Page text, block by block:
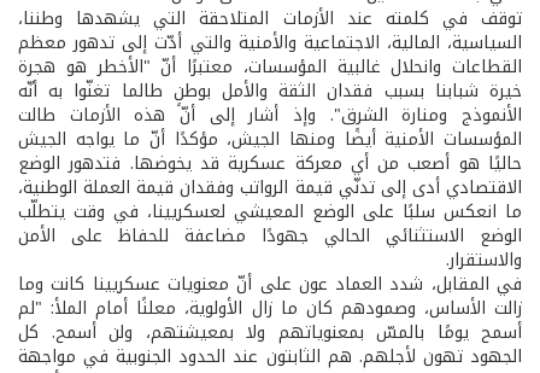
توقف في كلمته عند الأزمات المتلاحقة التي يشهدها وطننا،
السياسية، المالية، الاجتماعية والأمنية والتي أدّت إلى تدهور معظم
القطاعات وانحلال غالبية المؤسسات، معتبرًا أنّ "الأخطر هو هجرة
خيرة شبابنا بسبب فقدان الثقة والأمل بوطنٍ طالما تغنّوا به أنّه
الأنموذج ومنارة الشرق". وإذ أشار إلى أنّ هذه الأزمات طالت
المؤسسات الأمنية أيضًا ومنها الجيش، مؤكدًا أنّ ما يواجه الجيش
حاليًا هو أصعب من أي معركة عسكرية قد يخوضها. فتدهور الوضع
الاقتصادي أدى إلى تدنّي قيمة الرواتب وفقدان قيمة العملة الوطنية،
ما انعكس سلبًا على الوضع المعيشي لعسكريينا، في وقت يتطلّب
الوضع الاستثنائي الحالي جهودًا مضاعفة للحفاظ على الأمن
والاستقرار.
في المقابل، شدد العماد عون على أنّ معنويات عسكريينا كانت وما
زالت الأساس، وصمودهم كان ما زال الأولوية، معلنًا أمام الملأ: "لم
أسمح يومًا بالمسّ بمعنوياتهم ولا بمعيشتهم، ولن أسمح. كل
الجهود تهون لأجلهم. هم الثابتون عند الحدود الجنوبية في مواجهة